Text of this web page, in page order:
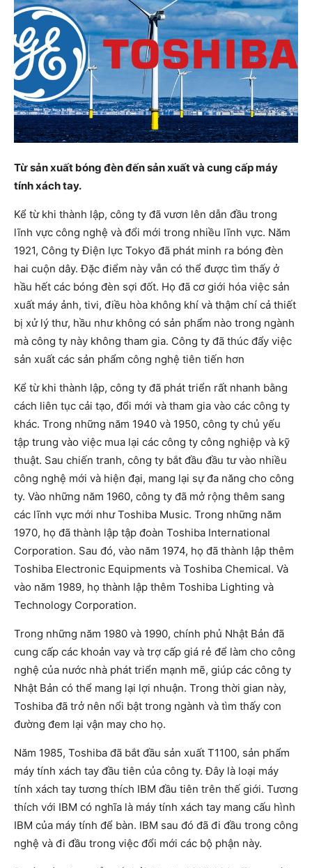
Từ sản xuất bóng đèn đến sản xuất và cung cấp máy
tính xách tay.
Kể từ khi thành lập, công ty đã vươn lên dẫn đầu trong
lĩnh vực công nghệ và đổi mới trong nhiều lĩnh vực. Năm
1921, Công ty Điện lực Tokyo đã phát minh ra bóng đèn
hai cuộn dây. Đặc điểm này vẫn có thể được tìm thấy ở
hầu hết các bóng đèn sợi đốt. Họ đã cơ giới hóa việc sản
xuất máy ảnh, tivi, điều hòa không khí và thậm chí cả thiết
bị xử lý thư, hầu như không có sản phẩm nào trong ngành
mà công ty này không tham gia. Công ty đã thúc đẩy việc
sản xuất các sản phẩm công nghệ tiên tiến hơn
Kể từ khi thành lập, công ty đã phát triển rất nhanh bằng
cách liên tục cải tạo, đổi mới và tham gia vào các công ty
khác. Trong những năm 1940 và 1950, công ty chủ yếu
tập trung vào việc mua lại các công ty công nghiệp và kỹ
thuật. Sau chiến tranh, công ty bắt đầu đầu tư vào nhiều
công nghệ mới và hiện đại, mang lại sự đa năng cho công
ty. Vào những năm 1960, công ty đã mở rộng thêm sang
các lĩnh vực mới như Toshiba Music. Trong những năm
1970, họ đã thành lập tập đoàn Toshiba International
Corporation. Sau đó, vào năm 1974, họ đã thành lập thêm
Toshiba Electronic Equipments và Toshiba Chemical. Và
vào năm 1989, họ thành lập thêm Toshiba Lighting và
Technology Corporation.
Trong những năm 1980 và 1990, chính phủ Nhật Bản đã
cung cấp các khoản vay và trợ cấp giá rẻ để làm cho công
nghệ của nước nhà phát triển mạnh mẽ, giúp các công ty
Nhật Bản có thể mang lại lợi nhuận. Trong thời gian này,
Toshiba đã trở nên nổi bật trong ngành và tìm thấy con
đường đem lại vận may cho họ.
Năm 1985, Toshiba đã bắt đầu sản xuất T1100, sản phẩm
máy tính xách tay đầu tiên của công ty. Đây là loại máy
tính xách tay tương thích IBM đầu tiên trên thế giới. Tương
thích với IBM có nghĩa là máy tính xách tay mang cấu hình
IBM của máy tính để bàn. IBM sau đó đã đi đầu trong công
nghệ và đi đầu trong việc đổi mới các bộ phận này.